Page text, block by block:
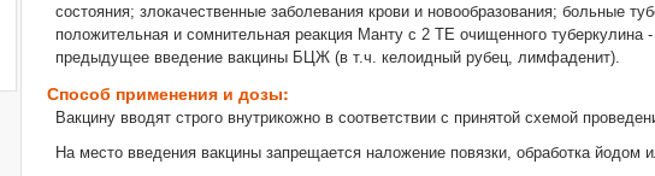
состояния; злокачественные заболевания крови и новообразования; больные
положительная и сомнительная реакция Манту с 2 ТЕ очищенного
предыдущее введение вакцины БЦЖ (в т.ч. келоидный рубец, лимфаденит).
Способ применения и дозы:
Вакцину вводят строго внутрикожно в соответствии с принятой схемой
На место введения вакцины запрещается наложение повязки, обработка